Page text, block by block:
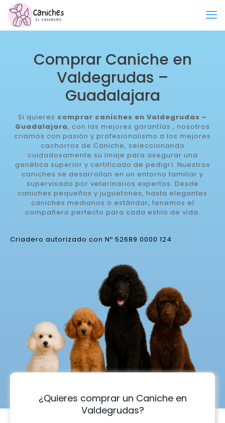
Comprar Caniche en
Valdegrudas –
Guadalajara
Si quieres comprar caniches en Valdegrudas –
Guadalajara, con las mejores garantías , nosotros
criamos con pasión y profesionalismo a los mejores
cachorros de Caniche, seleccionando
cuidadosamente su linaje para asegurar una
genética superior y certificado de pedigrí. Nuestros
caniches se desarrollan en un entorno familiar y
supervisado por veterinarios expertos. Desde
caniches pequeños y juguetones, hasta elegantes
caniches medianos o estándar, tenemos el
compañero perfecto para cada estilo de vida.
Criadero autorizado con Nº 52689 0000 124
¿Quieres comprar un Caniche en
Valdegrudas?